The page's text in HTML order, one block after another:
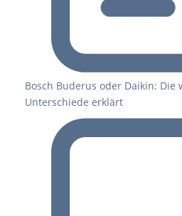
Bosch Buderus oder Daikin: Die
Unterschiede erklärt